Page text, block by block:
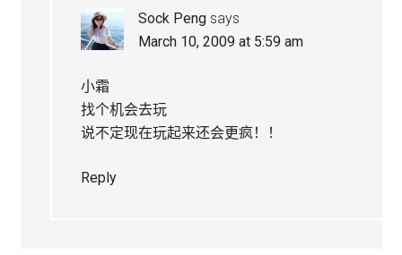
Sock Peng says
March 10, 2009 at 5:59 am
小霜
找个机会去玩
说不定现在玩起来还会更疯！！
Reply